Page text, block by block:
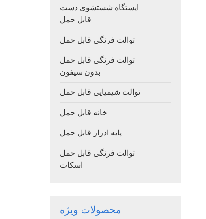
ایستگاه شستشوی دست
قابل حمل
توالت فرنگی قابل حمل
توالت فرنگی قابل حمل
بدون سیفون
توالت شیمیایی قابل حمل
خانه قابل حمل
پایه ادرار قابل حمل
توالت فرنگی قابل حمل
اسکات
محصولات ویژه